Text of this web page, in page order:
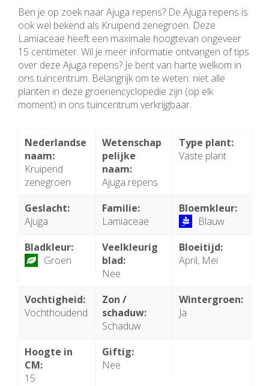
Ben je op zoek naar Ajuga repens? De Ajuga repens is
ook wel bekend als Kruipend zenegroen. Deze
Lamiaceae heeft een maximale hoogtevan ongeveer
15 centimeter. Wil je meer informatie ontvangen of tips
over deze Ajuga repens? Je bent van harte welkom in
ons tuincentrum. Belangrijk om te weten: niet alle
planten in deze groenencyclopedie zijn (op elk
moment) in ons tuincentrum verkrijgbaar.
Nederlandse
naam:
Kruipend
zenegroen
Wetenschap
pelijke
naam:
Ajuga repens
Type plant:
Vaste plant
Geslacht:
Ajuga
Familie:
Lamiaceae
Bloemkleur:
Blauw
Bladkleur:
Groen
Veelkleurig
blad:
Nee
Bloeitijd:
April, Mei
Vochtigheid:
Vochthoudend
Zon /
schaduw:
Schaduw
Wintergroen:
Ja
Hoogte in
CM:
15
Giftig:
Nee